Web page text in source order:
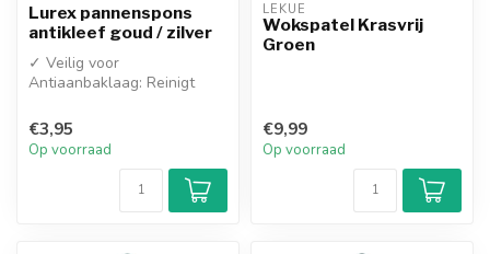
Lurex pannenspons
antikleef goud / zilver
✓ Veilig voor
Antiaanbaklaag: Reinigt
oppervlak te beschadig...
€3,95
Op voorraad
LEKUE
Wokspatel Krasvrij
Groen
€9,99
Op voorraad